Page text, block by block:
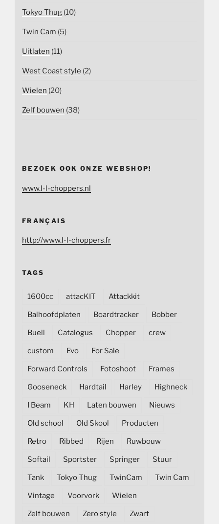
Tokyo Thug (10)
Twin Cam (5)
Uitlaten (11)
West Coast style (2)
Wielen (20)
Zelf bouwen (38)
BEZOEK OOK ONZE WEBSHOP!
www.l-l-choppers.nl
FRANÇAIS
http://www.l-l-choppers.fr
TAGS
1600cc attacKIT Attackkit
Balhoofdplaten Boardtracker Bobber
Buell Catalogus Chopper crew
custom Evo For Sale
Forward Controls Fotoshoot Frames
Gooseneck Hardtail Harley Highneck
I Beam KH Laten bouwen Nieuws
Old school Old Skool Producten
Retro Ribbed Rijen Ruwbouw
Softail Sportster Springer Stuur
Tank Tokyo Thug TwinCam Twin Cam
Vintage Voorvork Wielen
Zelf bouwen Zero style Zwart